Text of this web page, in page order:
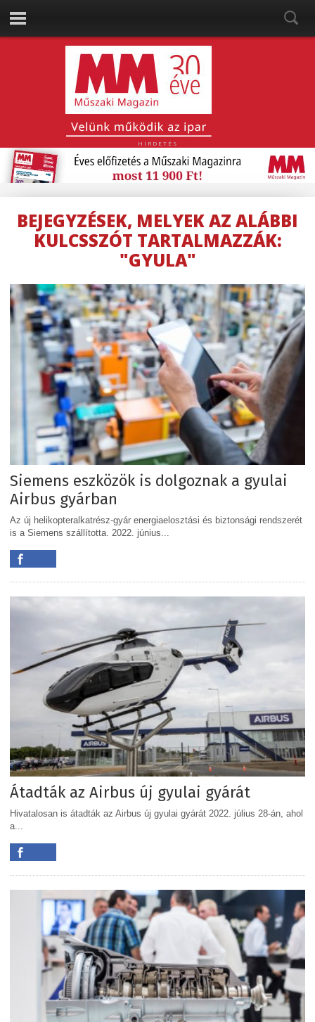
HIRDETÉS
BEJEGYZÉSEK, MELYEK AZ ALÁBBI
KULCSSZÓT TARTALMAZZÁK:
"GYULA"
Siemens eszközök is dolgoznak a gyulai
Airbus gyárban
Az új helikopteralkatrész-gyár energiaelosztási és biztonsági rendszerét
is a Siemens szállította. 2022. június...
Átadták az Airbus új gyulai gyárát
Hivatalosan is átadták az Airbus új gyulai gyárát 2022. július 28-án, ahol
a...